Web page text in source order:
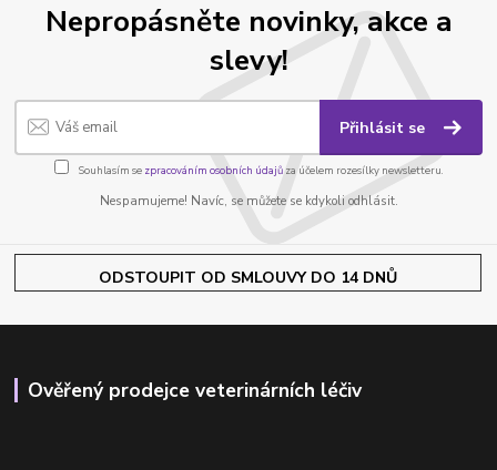
Nepropásněte novinky, akce a
slevy!
Přihlásit se
Souhlasím se zpracováním osobních údajůza účelem rozesílky newsletteru.
Nespamujeme! Navíc, se můžete se kdykoli odhlásit.
ODSTOUPIT OD SMLOUVY DO 14 DNŮ
Ověřený prodejce veterinárních léčiv